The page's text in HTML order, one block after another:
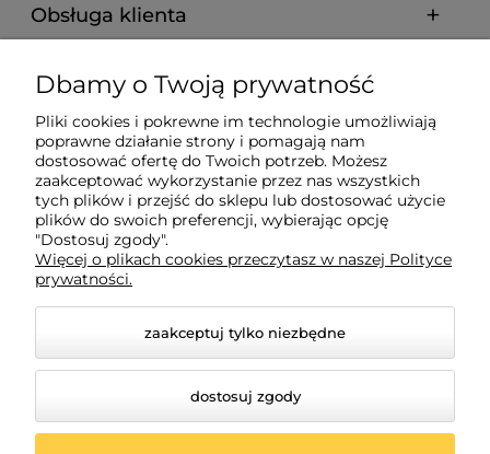
Obsługa klienta
Pomoc
Płatności i dostawa
Informacje
O nas
Dbamy o Twoją prywatność
Pliki cookies i pokrewne im technologie umożliwiają
poprawne działanie strony i pomagają nam
dostosować ofertę do Twoich potrzeb. Możesz
zaakceptować wykorzystanie przez nas wszystkich
tych plików i przejść do sklepu lub dostosować użycie
plików do swoich preferencji, wybierając opcję
"Dostosuj zgody".
Więcej o plikach cookies przeczytasz w naszej Polityce
prywatności.
zaakceptuj tylko niezbędne
dostosuj zgody